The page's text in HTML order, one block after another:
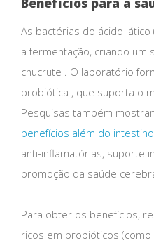
As bactérias do ácido
a fermentação, criando um
chucrute . O laboratório
probiótica , que suporta o
Pesquisas também
benefícios além do intestino
anti-inflamatórias, suporte
promoção da saúde
Para obter os benefícios,
ricos em probióticos